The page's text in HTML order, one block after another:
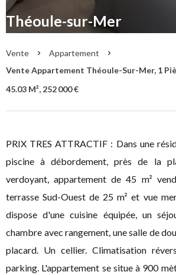
Théoule-sur-Mer
Vente
Appartement
Vente Appartement Théoule-Sur-Mer, 1
45.03 M², 252 000 €
PRIX TRES ATTRACTIF : Dans une
piscine à débordement, près de la
verdoyant, appartement de 45 m²
terrasse Sud-Ouest de 25 m² et vue
dispose d'une cuisine équipée, un
chambre avec rangement, une salle de
placard. Un cellier. Climatisation
parking. L'appartement se situe à 900